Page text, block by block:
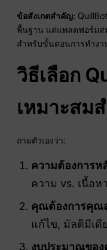
ข้อสังเกตสำคัญ:
พื้นฐาน แต่แพลตฟอร์มส
สำหรับขั้นตอนการทำง
วิธีเลือก
เหมาะสม
ถามตัวเองว่า:
ความต้องการ
ความ vs. เนื้อห
คุณต้องการคุณ
แก้ไข, มัลติมีเดี
งบประมาณขอ